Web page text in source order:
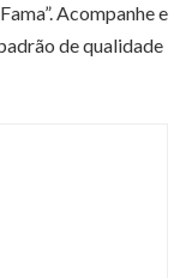
Acompanhe e
de qualidade